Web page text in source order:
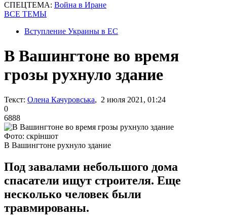
СПЕЦТЕМА: Война в Иране
ВСЕ ТЕМЫ
Вступление Украины в ЕС
В Вашингтоне во время
грозы рухнуло здание
Текст: Олена Качуровська, 2 июля 2021, 01:24
0
6888
Фото: скріншот
В Вашингтоне рухнуло здание
Под завалами небольшого дома
спасатели ищут строителя. Еще
несколько человек были
травмированы.